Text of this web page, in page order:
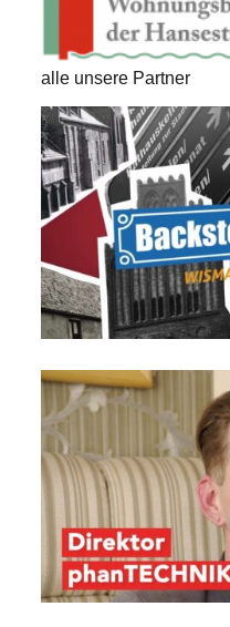
alle unsere Partner